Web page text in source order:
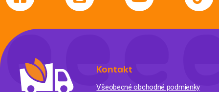
Kontakt
Všeobecné obchodné podmienky